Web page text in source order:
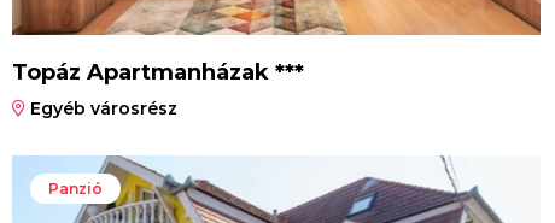
Topáz Apartmanházak ***
Egyéb városrész
Panzió